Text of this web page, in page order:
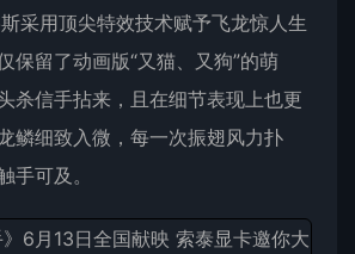
采用顶尖特效技术赋予飞龙惊人生
保留了动画版“又猫、又狗”的萌
杀信手拈来，且在细节表现上也更
鳞细致入微，每一次振翅风力扑
手可及。